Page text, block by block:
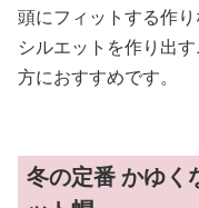
頭にフィットする作
シルエットを作り出
方におすすめです。
冬の定番 かゆく